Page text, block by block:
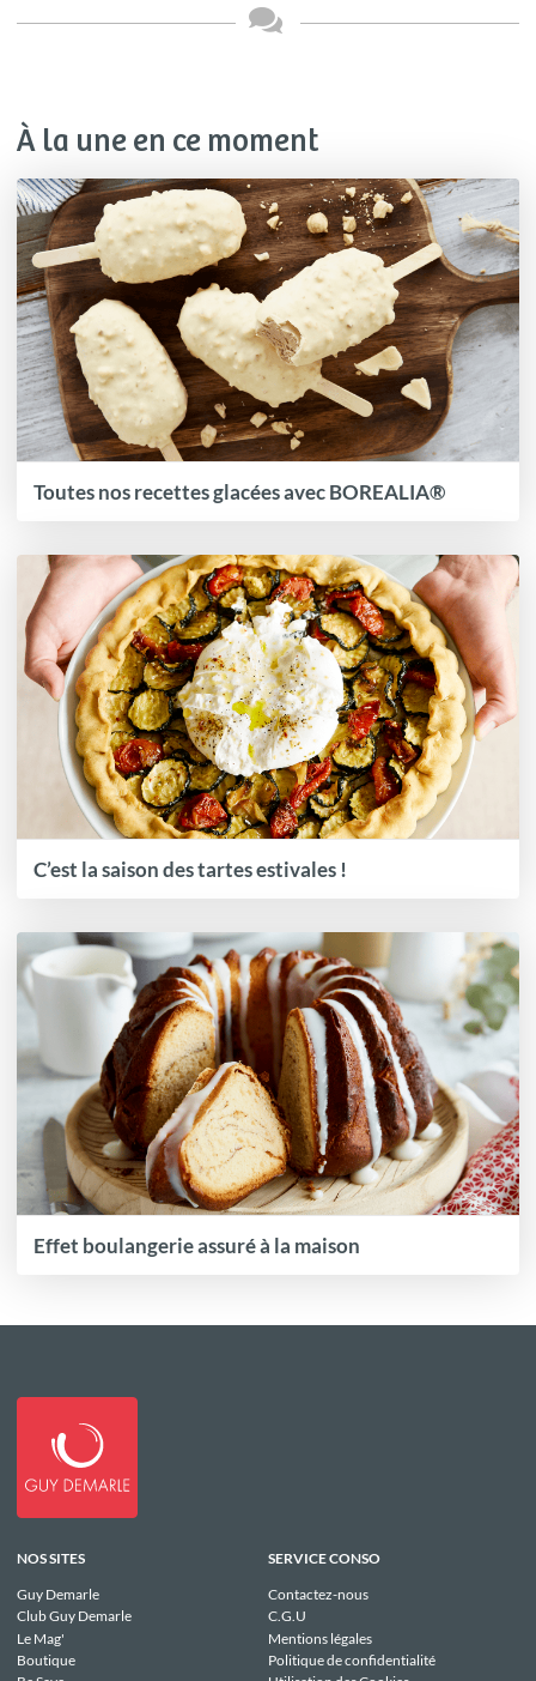
À la une en ce moment
Toutes nos recettes glacées avec BOREALIA®
C’est la saison des tartes estivales !
Effet boulangerie assuré à la maison
NOS SITES
Guy Demarle
Club Guy Demarle
Le Mag'
Boutique
SERVICE CONSO
Contactez-nous
C.G.U
Mentions légales
Politique de confidentialité